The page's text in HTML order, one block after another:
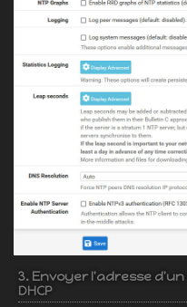
3. Envoyer l'adresse d'un
DHCP